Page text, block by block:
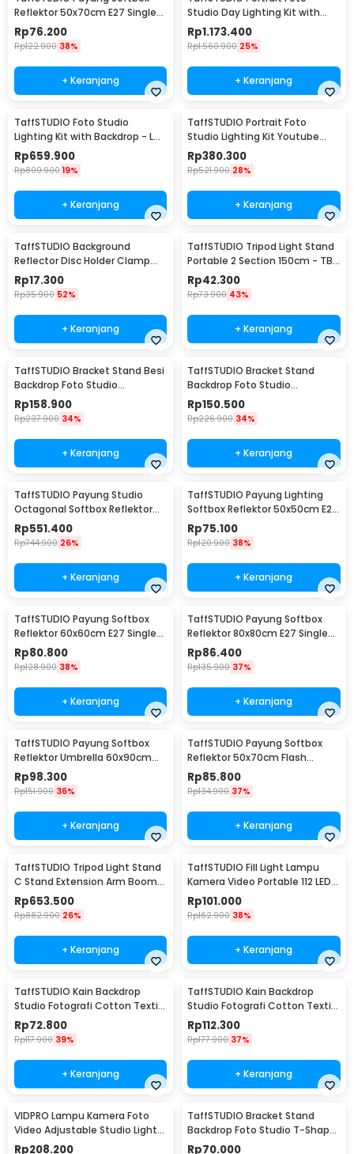
Reflektor 50x70cm E27 Single
Socket - CL-RT50
Rp76.200
Rp122.900 38%
+ Keranjang
Studio Day Lighting Kit with
Backdrop - LD-TZ25
Rp1.173.400
Rp1.560.900 25%
+ Keranjang
TaffSTUDIO Foto Studio
Lighting Kit with Backdrop - LD-
TZ11A
Rp659.900
Rp809.900 19%
+ Keranjang
TaffSTUDIO Portrait Foto
Studio Lighting Kit Youtube
Vlog - LD-TZ07A
Rp380.300
Rp521.900 28%
+ Keranjang
TaffSTUDIO Background
Reflector Disc Holder Clamp
Klip Reflektor - QM3622
Rp17.300
Rp35.900 52%
+ Keranjang
TaffSTUDIO Tripod Light Stand
Portable 2 Section 150cm - TB-
037
Rp42.300
Rp73.900 43%
+ Keranjang
TaffSTUDIO Bracket Stand Besi
Backdrop Foto Studio
200x200cm - DD-110
Rp158.900
Rp237.900 34%
+ Keranjang
TaffSTUDIO Bracket Stand
Backdrop Foto Studio
200x160cm - DD-110
Rp150.500
Rp226.900 34%
+ Keranjang
TaffSTUDIO Payung Studio
Octagonal Softbox Reflektor
Flash 90cm - KS90
Rp551.400
Rp744.900 26%
+ Keranjang
TaffSTUDIO Payung Lighting
Softbox Reflektor 50x50cm E27
Single Socket - LD-TZ206
Rp75.100
Rp120.900 38%
+ Keranjang
TaffSTUDIO Payung Softbox
Reflektor 60x60cm E27 Single
Socket - LD-TZ206
Rp80.800
Rp128.900 38%
+ Keranjang
TaffSTUDIO Payung Softbox
Reflektor 80x80cm E27 Single
Socket - LD-TZ206
Rp86.400
Rp135.900 37%
+ Keranjang
TaffSTUDIO Payung Softbox
Reflektor Umbrella 60x90cm
E27 Single Socket - LD-TZ206
Rp98.300
Rp151.900 36%
+ Keranjang
TaffSTUDIO Payung Softbox
Reflektor 50x70cm Flash
Mount - CY50
Rp85.800
Rp134.900 37%
+ Keranjang
TaffSTUDIO Tripod Light Stand
C Stand Extension Arm Boom
Arm 130cm - 330F
Rp653.500
Rp882.900 26%
+ Keranjang
TaffSTUDIO Fill Light Lampu
Kamera Video Portable 112 LED -
FT-112
Rp101.000
Rp162.900 38%
+ Keranjang
TaffSTUDIO Kain Backdrop
Studio Fotografi Cotton Textile
Muslin Cloth 190x280cm - B29
Rp72.800
Rp117.900 39%
+ Keranjang
TaffSTUDIO Kain Backdrop
Studio Fotografi Cotton Textile
Muslin Cloth 300x300cm - B29
Rp112.300
Rp177.900 37%
+ Keranjang
VIDPRO Lampu Kamera Foto
Video Adjustable Studio Light
Kit 416 LED 30W - LED-416
Rp208.200
TaffSTUDIO Bracket Stand
Backdrop Foto Studio T-Shape
with 2 Clip 60x70cm - M138
Rp70.000